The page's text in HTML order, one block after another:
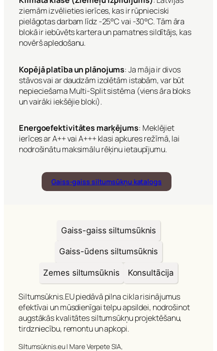
ziemām izvēlieties ierīces, kas ir rūpnieciski
pielāgotas darbam līdz -25°C vai -30°C. Tām āra
blokā ir iebūvēts kartera un pamatnes sildītājs, kas
novērš apledošanu.
Kopējā platība un plānojums: Ja māja ir divos
stāvos vai ar daudzām izolētām istabām, var būt
nepieciešama Multi-Split sistēma (viens āra bloks
un vairāki iekšējie bloki).
Energoefektivitātes marķējums: Meklējiet
ierīces ar A++ vai A+++ klasi apkures režīmā, lai
nodrošinātu maksimālu rēķinu ietaupījumu.
Gaiss-gaiss siltumsūkņu katalogs
Gaiss-gaiss siltumsūknis
Gaiss-ūdens siltumsūknis
Zemes siltumsūknis Konsultācija
Siltumsūknis.EU piedāvā pilna cikla risinājumus
efektīvai un mūsdienīgai telpu apsildei, nodrošinot
augstākās kvalitātes siltumsūkņu projektēšanu,
tirdzniecību, remontu un apkopi.
Siltumsūknis.eu | Mare Verpete SIA,